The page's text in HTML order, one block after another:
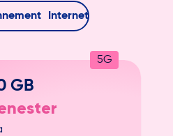
Mobilabonnement
Internet
5G
GB